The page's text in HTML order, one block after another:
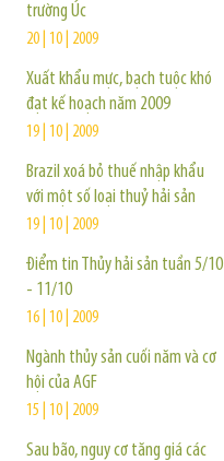
trường Úc
20 | 10 | 2009
Xuất khẩu mực, bạch tuộc khó
đạt kế hoạch năm 2009
19 | 10 | 2009
Brazil xoá bỏ thuế nhập khẩu
với một số loại thuỷ hải sản
19 | 10 | 2009
Điểm tin Thủy hải sản tuần 5/10
- 11/10
16 | 10 | 2009
Ngành thủy sản cuối năm và cơ
hội của AGF
15 | 10 | 2009
Sau bão, nguy cơ tăng giá các